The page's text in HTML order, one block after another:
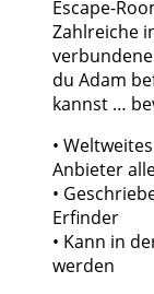
Escape-
Zahlreiche
du Adam
kannst …
•
Anbieter
•
Erfinder
• Kann in
werden